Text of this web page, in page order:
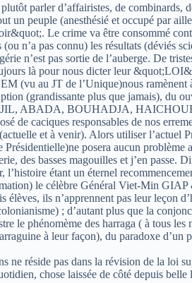
parler d’affairistes, de combinards,
un peuple (anesthésié et occupé par
Le crime va être consommé
n’a pas connu) les résultats (déviés
n’est pas sortie de l’auberge. De
là pour nous dicter leur
(vu au JT de l’Unique)nous ramènent
(grandissante plus que jamais), du
ABADA, BOUHADJA,
de caciques responsables de nos
et à venir). Alors utiliser l’actuel
Présidentielle)ne posera aucun problème
des basses magouilles et j’en passe.
l’histoire étant un éternel
le célèbre Général Viet-Min GIAP
élèves, ils n’apprennent pas leur leçon
; d’autant plus que la
le phénomème des harraga ( à tous les
à leur façon), du paradoxe d’un
ne réside pas dans la révision de la loi
chose laissée de côté depuis belle